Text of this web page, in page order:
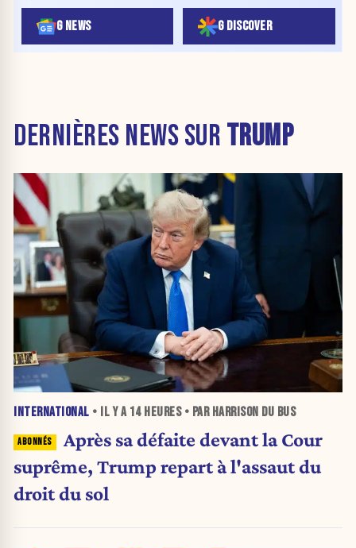
G NEWS G DISCOVER
DERNIÈRES NEWS SUR TRUMP
INTERNATIONAL • IL Y A 14 HEURES• PAR HARRISON DU BUS
Après sa défaite devant la Cour
suprême, Trump repart à l'assaut du
droit du sol